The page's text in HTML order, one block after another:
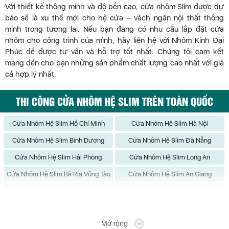
Với thiết kế thông minh và độ bền cao, cửa nhôm Slim được dự
báo sẽ là xu thế mới cho hệ cửa – vách ngăn nội thất thông
minh trong tương lai. Nếu bạn đang có nhu cầu lắp đặt cửa
nhôm cho công trình của mình, hãy liên hệ với Nhôm Kính Đại
Phúc để được tư vấn và hỗ trợ tốt nhất. Chúng tôi cam kết
mang đến cho bạn những sản phẩm chất lượng cao nhất với giá
cả hợp lý nhất.
THI CÔNG CỬA NHÔM HỆ SLIM TRÊN TOÀN QUỐC
Cửa Nhôm Hệ Slim Hồ Chí Minh Cửa Nhôm Hệ Slim Hà Nội
Cửa Nhôm Hệ Slim Bình Dương Cửa Nhôm Hệ Slim Đà Nẵng
Cửa Nhôm Hệ Slim Hải Phòng Cửa Nhôm Hệ Slim Long An
Cửa Nhôm Hệ Slim Bà Rịa Vũng Tàu Cửa Nhôm Hệ Slim An Giang
Cửa Nhôm Hệ Slim Bình Định
Mở rộng